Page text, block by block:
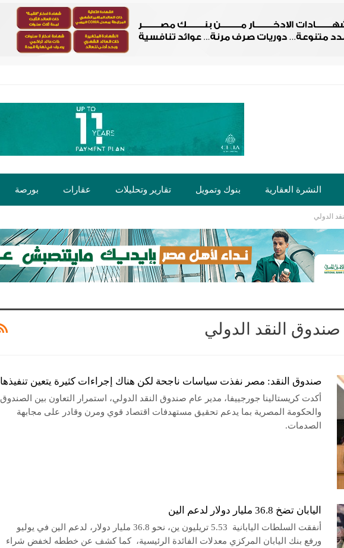
النشرة العقارية بنوك وتمويل تقارير وتحليلات عقارات بورصة
الدولي
صندوق النقد الدولي
صندوق النقد: مصر نفذت سياسات ناجحة لكن هناك إجراءات كثيرة يتعين تنفيذها
أكدت كريستالينا جورجييفا، مدير عام صندوق النقد الدولي، استمرار التعاون بين الصندوق
والحكومة المصرية بما يدعم تحقيق مستهدفات اقتصاد قوي ومرن وقادر على مجابهة
الصدمات.
اليابان تضخ 36.8 مليار دولار لدعم الين
أنفقت السلطات اليابانية 5.53 تريليون ين، نحو 36.8 مليار دولار، لدعم الين في يوليو
ورفع بنك اليابان المركزي معدلات الفائدة الرئيسية، كما كشف عن خططه لخفض شراء